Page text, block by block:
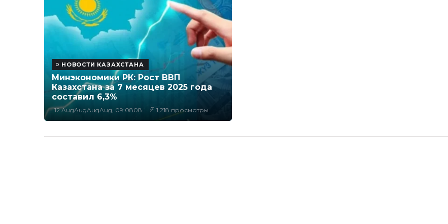
НОВОСТИ КАЗАХСТАНА
Минэкономики РК: Рост ВВП
Казахстана за 7 месяцев 2025 года
составил 6,3%
12 AugAugAugAug, 09:0808 1,218 просмотры